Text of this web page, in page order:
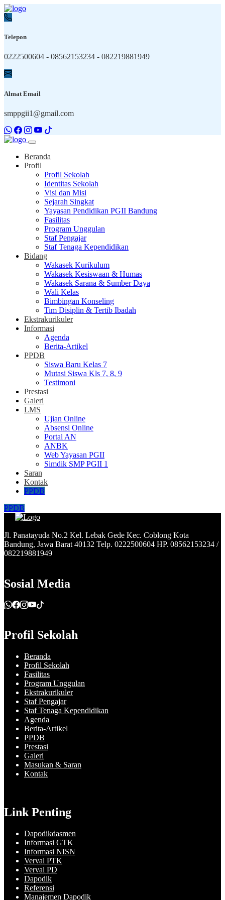
Telepon
0222500604 - 08562153234 - 082219881949
Almat Email
smppgii1@gmail.com
Beranda
Profil
Profil Sekolah
Identitas Sekolah
Visi dan Misi
Sejarah Singkat
Yayasan Pendidikan PGII Bandung
Fasilitas
Program Unggulan
Staf Pengajar
Staf Tenaga Kependidikan
Bidang
Wakasek Kurikulum
Wakasek Kesiswaan & Humas
Wakasek Sarana & Sumber Daya
Wali Kelas
Bimbingan Konseling
Tim Disiplin & Tertib Ibadah
Ekstrakurikuler
Informasi
Agenda
Berita-Artikel
PPDB
Siswa Baru Kelas 7
Mutasi Siswa Kls 7, 8, 9
Testimoni
Prestasi
Galeri
LMS
Ujian Online
Absensi Online
Portal AN
ANBK
Web Yayasan PGII
Simdik SMP PGII 1
Saran
Kontak
PPDB
PPDB
Jl. Panatayuda No.2 Kel. Lebak Gede Kec. Coblong Kota
Bandung, Jawa Barat 40132 Telp. 0222500604 HP. 08562153234 /
082219881949
Sosial Media
Profil Sekolah
Beranda
Profil Sekolah
Fasilitas
Program Unggulan
Ekstrakurikuler
Staf Pengajar
Staf Tenaga Kependidikan
Agenda
Berita-Artikel
PPDB
Prestasi
Galeri
Masukan & Saran
Kontak
Link Penting
Dapodikdasmen
Informasi GTK
Informasi NISN
Verval PTK
Verval PD
Dapodik
Referensi
Manajemen Dapodik